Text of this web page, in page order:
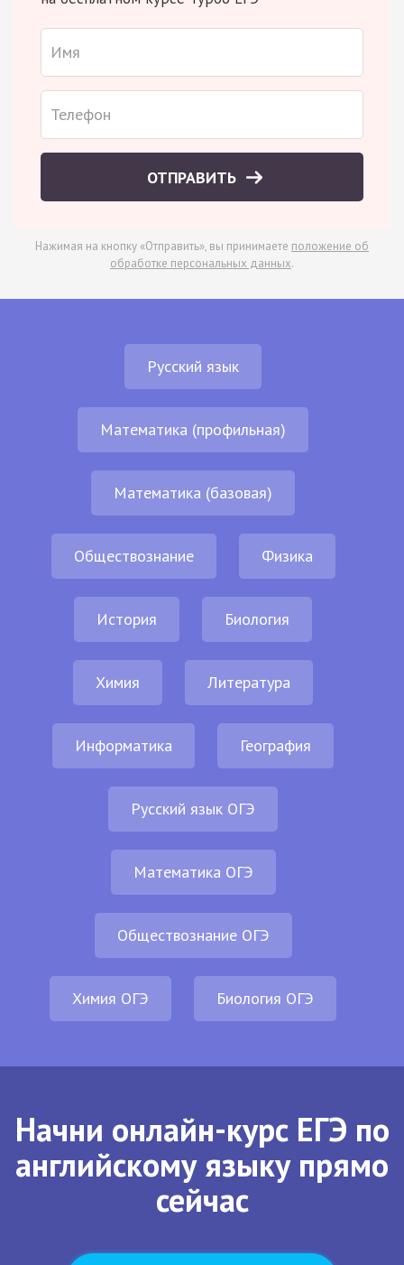
ОТПРАВИТЬ
Нажимая на кнопку «Отправить», вы принимаете положение об
обработке персональных данных.
Русский язык
Математика (профильная)
Математика (базовая)
Обществознание Физика
История Биология
Химия Литература
Информатика География
Русский язык ОГЭ
Математика ОГЭ
Обществознание ОГЭ
Химия ОГЭ Биология ОГЭ
Начни онлайн-курс ЕГЭ по
английскому языку прямо
сейчас